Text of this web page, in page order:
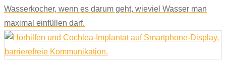
Wasserkocher, wenn es darum geht, wieviel Wasser man
maximal einfüllen darf.